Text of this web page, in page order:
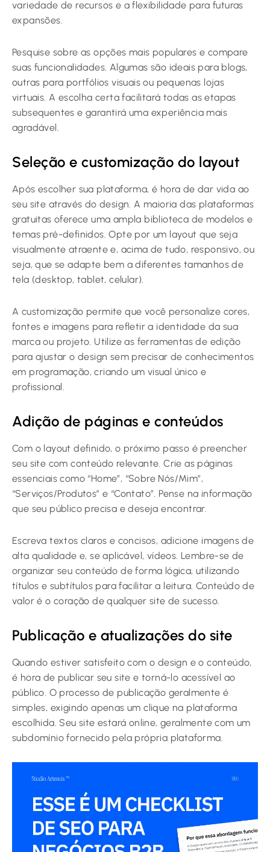
variedade de recursos e a flexibilidade para futuras
expansões.
Pesquise sobre as opções mais populares e compare
suas funcionalidades. Algumas são ideais para blogs,
outras para portfólios visuais ou pequenas lojas
virtuais. A escolha certa facilitará todas as etapas
subsequentes e garantirá uma experiência mais
agradável.
Seleção e customização do layout
Após escolher sua plataforma, é hora de dar vida ao
seu site através do design. A maioria das plataformas
gratuitas oferece uma ampla biblioteca de modelos e
temas pré-definidos. Opte por um layout que seja
visualmente atraente e, acima de tudo, responsivo, ou
seja, que se adapte bem a diferentes tamanhos de
tela (desktop, tablet, celular).
A customização permite que você personalize cores,
fontes e imagens para refletir a identidade da sua
marca ou projeto. Utilize as ferramentas de edição
para ajustar o design sem precisar de conhecimentos
em programação, criando um visual único e
profissional.
Adição de páginas e conteúdos
Com o layout definido, o próximo passo é preencher
seu site com conteúdo relevante. Crie as páginas
essenciais como “Home”, “Sobre Nós/Mim”,
“Serviços/Produtos” e “Contato”. Pense na informação
que seu público precisa e deseja encontrar.
Escreva textos claros e concisos, adicione imagens de
alta qualidade e, se aplicável, vídeos. Lembre-se de
organizar seu conteúdo de forma lógica, utilizando
títulos e subtítulos para facilitar a leitura. Conteúdo de
valor é o coração de qualquer site de sucesso.
Publicação e atualizações do site
Quando estiver satisfeito com o design e o conteúdo,
é hora de publicar seu site e torná-lo acessível ao
público. O processo de publicação geralmente é
simples, exigindo apenas um clique na plataforma
escolhida. Seu site estará online, geralmente com um
subdomínio fornecido pela própria plataforma.